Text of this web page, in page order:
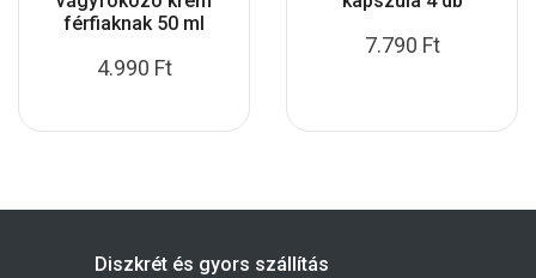
férfiaknak 50 ml
4.990 Ft
7.790 Ft
Diszkrét és gyors szállítás